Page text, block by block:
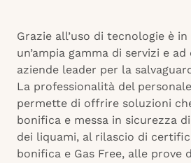
Grazie all’uso di tecnologie è
un’ampia gamma di servizi e
aziende leader per la
La professionalità del personale
permette di offrire soluzioni
bonifica e messa in sicurezza
dei liquami, al rilascio di
bonifica e Gas Free, alle prove